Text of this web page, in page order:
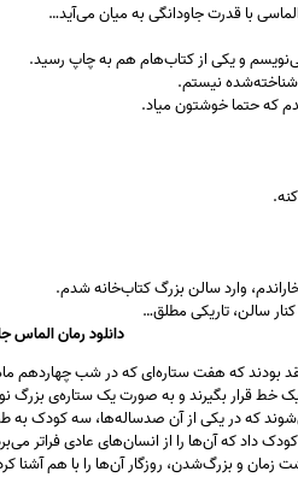
با قدرت جاودانگی به میان می‌آید…
و یکی از کتاب‌هام هم به چاپ رسید.
شناخته‌شده نیستم.
که حتما خوشتون میاد.
وارد سالن بزرگ کتاب‌خانه شدم.
سالن، تاریکی مطلق…
دانلود رمان الماس
بودند که هفت ستاره‌ای که در شب چهاردهم
خط قرار بگیرند و به صورت یک ستاره‌ی بزرگ
که در یکی از آن صدساله‌ها، سه کودک به
داد که آن‌ها را از انسان‌های عادی فراتر
زمان و بزرگ‌شدن، روزگار آن‌ها را با هم